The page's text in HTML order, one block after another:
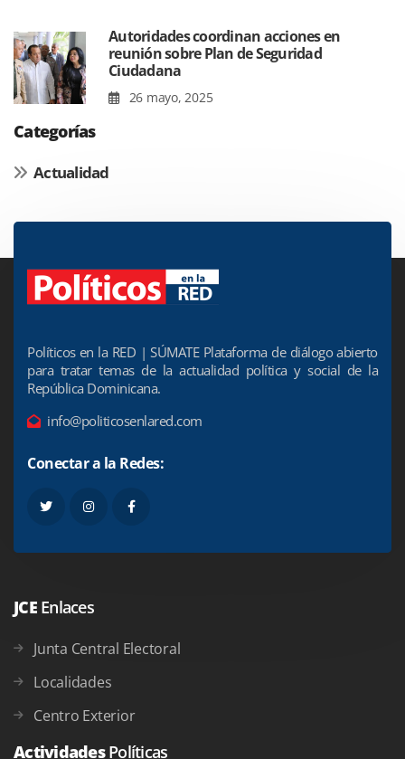
Autoridades coordinan acciones en
reunión sobre Plan de Seguridad
Ciudadana
26 mayo, 2025
Categorías
Actualidad
Políticos en la RED | SÚMATE Plataforma de diálogo abierto
para tratar temas de la actualidad política y social de la
República Dominicana.
info@politicosenlared.com
Conectar a la Redes:
JCE Enlaces
Junta Central Electoral
Localidades
Centro Exterior
ActividadesPolíticas